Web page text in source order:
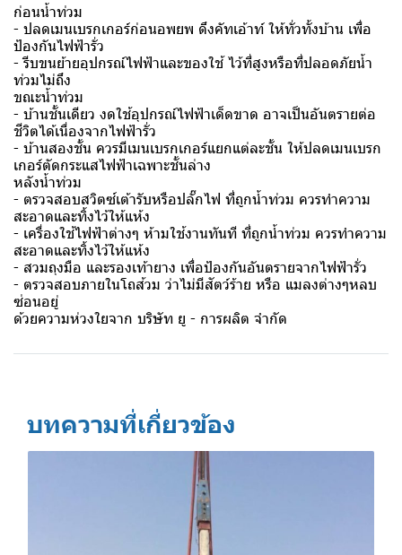
ก่อนน้ำท่วม
- ปลดเมนเบรกเกอร์ก่อนอพยพ ดึงคัทเอ้าท์ ให้ทั่วทั้งบ้าน เพื่อ
ป้องกันไฟฟ้ารั่ว
- รีบขนย้ายอุปกรณ์ไฟฟ้าและของใช้ ไว้ที่สูงหรือที่ปลอดภัยน้ำ
ท่วมไม่ถึง
ขณะน้ำท่วม
- บ้านชั้นเดียว งดใช้อุปกรณ์ไฟฟ้าเด็ดขาด อาจเป็นอันตรายต่อ
ชีวิตได้เนื่องจากไฟฟ้ารั่ว
- บ้านสองชั้น ควรมีเมนเบรกเกอร์แยกแต่ละชั้น ให้ปลดเมนเบรก
เกอร์ตัดกระแสไฟฟ้าเฉพาะชั้นล่าง
หลังน้ำท่วม
- ตรวจสอบสวิตซ์เต้ารับหรือปลั๊กไฟ ที่ถูกน้ำท่วม ควรทำความ
สะอาดและทิ้งไว้ให้แห้ง
- เครื่องใช้ไฟฟ้าต่างๆ ห้ามใช้งานทันที ที่ถูกน้ำท่วม ควรทำความ
สะอาดและทิ้งไว้ให้แห้ง
- สวมถุงมือ และรองเท้ายาง เพื่อป้องกันอันตรายจากไฟฟ้ารั่ว
- ตรวจสอบภายในโถส้วม ว่าไม่มีสัตว์ร้าย หรือ แมลงต่างๆหลบ
ซ่อนอยู่
ด้วยความห่วงใยจาก บริษัท ยู - การผลิต จํากัด
บทความที่เกี่ยวข้อง